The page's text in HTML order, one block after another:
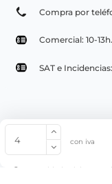
con iva
La cantidad mínima en
Compra por
Comercial: 10-
SAT e
© Copyright 2022
Condiciones generales